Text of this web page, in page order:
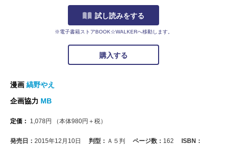
試し読みをする
※電子書籍ストアBOOK☆WALKERへ移動します。
購入する
漫画 縞野やえ
企画協力 MB
定価： 1,078円 （本体980円＋税）
発売日： 2015年12月10日 判型： Ａ５判 ページ数： 162
ISBN：